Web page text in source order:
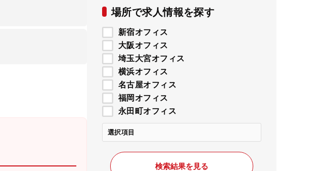
場所で求人情報を探す
新宿オフィス
大阪オフィス
埼玉大宮オフィス
横浜オフィス
名古屋オフィス
福岡オフィス
永田町オフィス
選択項目
検索結果を見る